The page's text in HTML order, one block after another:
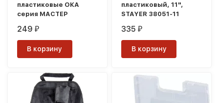
пластиковые ОКА
серия МАСТЕР
249₽
В корзину
пластиковый, 11",
STAYER 38051-11
335₽
В корзину